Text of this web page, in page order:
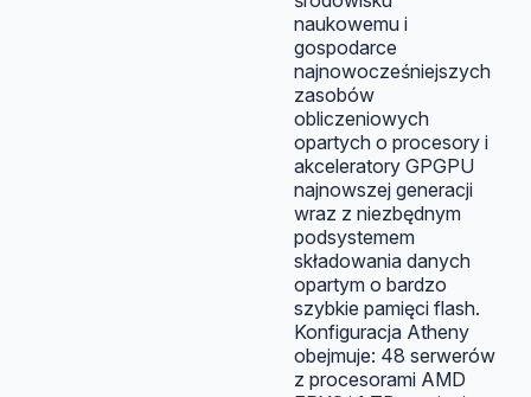
naukowemu i
gospodarce
najnowocześniejszych
zasobów
obliczeniowych
opartych o procesory i
akceleratory GPGPU
najnowszej generacji
wraz z niezbędnym
podsystemem
składowania danych
opartym o bardzo
szybkie pamięci flash.
Konfiguracja Atheny
obejmuje: 48 serwerów
z procesorami AMD